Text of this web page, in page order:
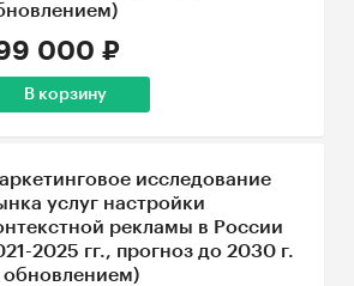
000 ₽
В корзину
исследование
услуг настройки
рекламы в России
2025 гг., прогноз до 2030 г.
обновлением)